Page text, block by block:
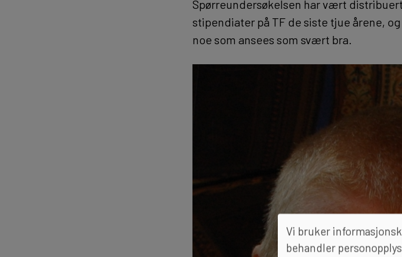
Spørreundersøkelsen har vært
stipendiater på TF de siste tjue årene,
noe som ansees som svært bra.
Vi bruker
behandler